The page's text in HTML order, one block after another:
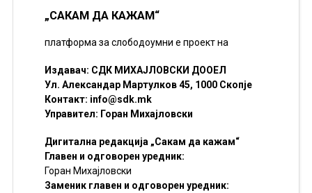
„САКАМ ДА КАЖАМ“
платформа за слободоумни е проект на
Издавач: СДК МИХАЈЛОВСКИ ДООЕЛ
Ул. Александар Мартулков 45, 1000 Скопје
Контакт: info@sdk.mk
Управител: Горан Михајловски
Дигитална редакција „Сакам да кажам“
Главен и одговорен уредник:
Горан Михајловски
Заменик главен и одговорен уредник: